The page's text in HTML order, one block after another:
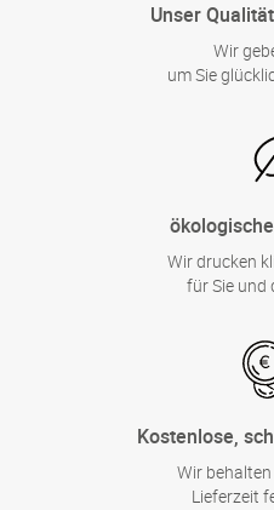
Unser
Wir
um Sie
Wir drucken
für Sie und
Kostenlose,
Wir
Lieferzeit